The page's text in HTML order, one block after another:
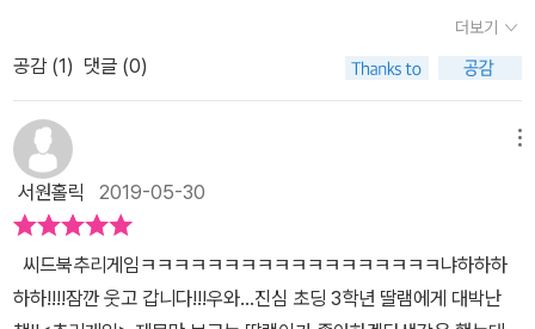
지장없게 수위조절이 된 그림들이니걱정 안하셔도 될 거예요.정말 오
랫만에 아이와 머리 맞대고 책을 보며 즐거운 시간을 보냈어요.퇴근
하고 오신 아빠에게도 문제를 냈답니다.온가족이 똘똘 뭉쳐 즐길 수
있는 재밌는 책이니주말에 게임처럼 즐겨도 참 좋을 것 같아요.
함께 사건의 단서들을 살펴보고추리해보는 것도 좋고,정답을 먼저 보
고 아이가 질문을 하게 해서사건을 해결하도록 돕는 것도 좋을 것 같
도 기를 수 있고,지문과 그림을 꼼꼼하게 보면서관찰력, 집중력도 길
러질 것 같아요~ 무엇보다 아이들을 위한 추리 책,그리고 게임하듯
보는 책이라 많은 아이들이 좋아할 것 같아요 ^^
머리를 쓰지않으면 풀 수 없겠죠?요즘 미디어에 빨리 노출된 아이들
이 생각하는 힘이 참 많이 부족하다고 해요조금만 생각하면 될 문제
들을 생각하지도 않고 모르겠다고 하고생각해보라고 하는 문제를 가
장 어려워한다네요그런데 이 책은 흥미로운 사건을 다룬 수수께끼로
이루어져 있다보니 우선은 재미있게 아이들이 접근할 수 있었어요혼
자서도 그림에 나오는 여러가지 단서들을 찾아서 추리해볼 수 있었거
든요4차산업혁명 시대에 아이들에게 꼭 필요한 능력중 하나가 문제
해결능력이잖아요추리게임을 통해서 문제해결능력이 길러질 것 같았
어요왜냐하면 25개의 수수께끼를 풀려면 다양한 방식으로 접근을 해
더보기
공감 (1) 댓글 (0)
서원홀릭 2019-05-30
씨드북추리게임ㅋㅋㅋㅋㅋㅋㅋㅋㅋㅋㅋㅋㅋㅋㅋㅋㅋㅋ냐하하하
하하!!!!잠깐 웃고 갑니다!!!우와...진심 초딩 3학년 딸램에게 대박난